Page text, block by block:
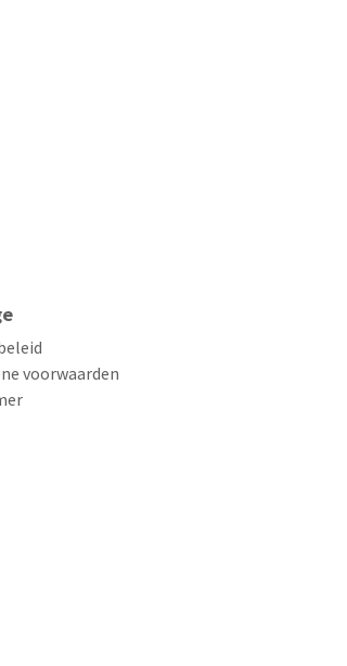
voorwaarden